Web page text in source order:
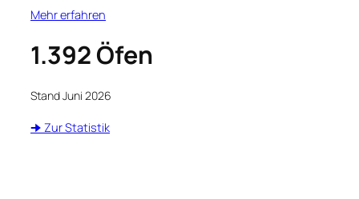
Mehr erfahren
1.392Öfen
Stand Juni 2026
🠊 Zur Statistik